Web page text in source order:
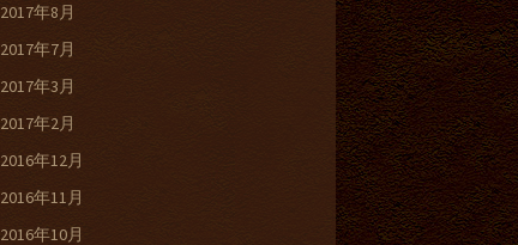
2017年8月
2017年7月
2017年3月
2017年2月
2016年12月
2016年11月
2016年10月